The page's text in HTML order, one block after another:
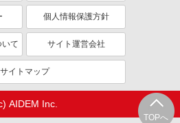
TOPへ
個人情報保護方針
いて サイト運営会社
サイトマップ
AIDEM Inc.